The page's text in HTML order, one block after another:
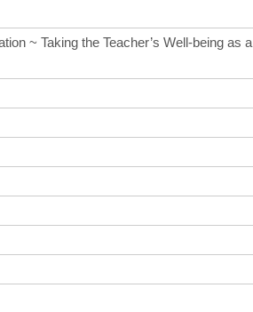
~ Taking the Teacher’s Well-being as a